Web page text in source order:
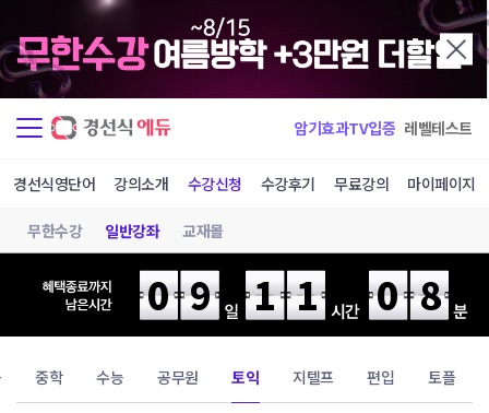
암기효과TV입증 레벨테스트
경선식영단어 강의소개 수강신청 수강후기 무료강의 마이페이지
무한수강 일반강좌 교재몰
09 11 08
중학 수능 공무원 토익 지텔프 편입 토플